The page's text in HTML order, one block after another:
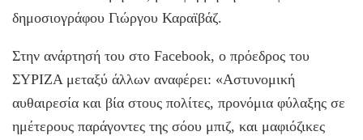
δημοσιογράφου Γιώργου Καραϊβάζ.
Στην ανάρτησή του στο Facebook, ο πρόεδρος του
ΣΥΡΙΖΑ μεταξύ άλλων αναφέρει: «Αστυνομική
αυθαιρεσία και βία στους πολίτες, προνόμια φύλαξης σε
ημέτερους παράγοντες της σόου μπιζ, και μαφιόζικες